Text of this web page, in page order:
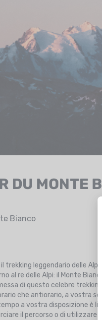
DU MONTE
Bianco
il trekking leggendario delle
al re delle Alpi: il Monte
di questo celebre
che antiorario, a vostra
a vostra disposizione è
il percorso o di utilizzare